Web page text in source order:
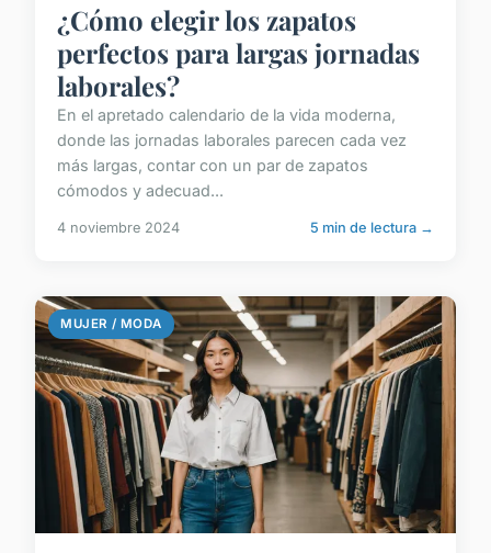
¿Cómo elegir los zapatos
perfectos para largas jornadas
laborales?
En el apretado calendario de la vida moderna,
donde las jornadas laborales parecen cada vez
más largas, contar con un par de zapatos
cómodos y adecuad...
4 noviembre 2024 5 min de lectura →
MUJER / MODA